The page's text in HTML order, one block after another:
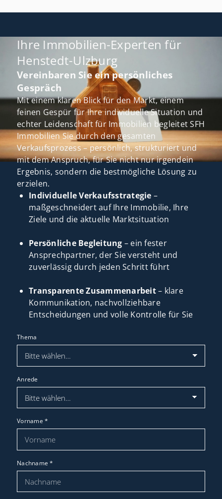
Ihre Immobilien-Experten für
Henstedt-Ulzburg
Vereinbaren Sie ein persönliches
Gespräch
Mit einem klaren Blick für den Markt, einem
feinen Gespür für Ihre individuelle Situation und
echter Leidenschaft für Immobilien begleitet SFH
Immobilien Sie durch den gesamten
Verkaufsprozess – persönlich, strukturiert und
mit dem Anspruch, für Sie nicht nur irgendein
Ergebnis, sondern die bestmögliche Lösung zu
erzielen.
Individuelle Verkaufsstrategie –
maßgeschneidert auf Ihre Immobilie, Ihre
Ziele und die aktuelle Marktsituation
Persönliche Begleitung – ein fester
Ansprechpartner, der Sie versteht und
zuverlässig durch jeden Schritt führt
Transparente Zusammenarbeit– klare
Kommunikation, nachvollziehbare
Entscheidungen und volle Kontrolle für Sie
Thema
Anrede
Vorname*
Nachname*